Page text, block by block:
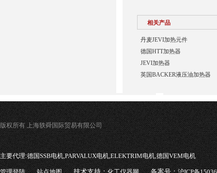
相关产品
丹麦JEVI加热元件
德国HTT加热器
JEVI加热器
英国BACKER液压油加热器
版权所有 上海轶舜国际贸易有限公司
主要代理:德国SSB电机,PARVALUX电机,ELEKTRIM电机,德国VEM电机